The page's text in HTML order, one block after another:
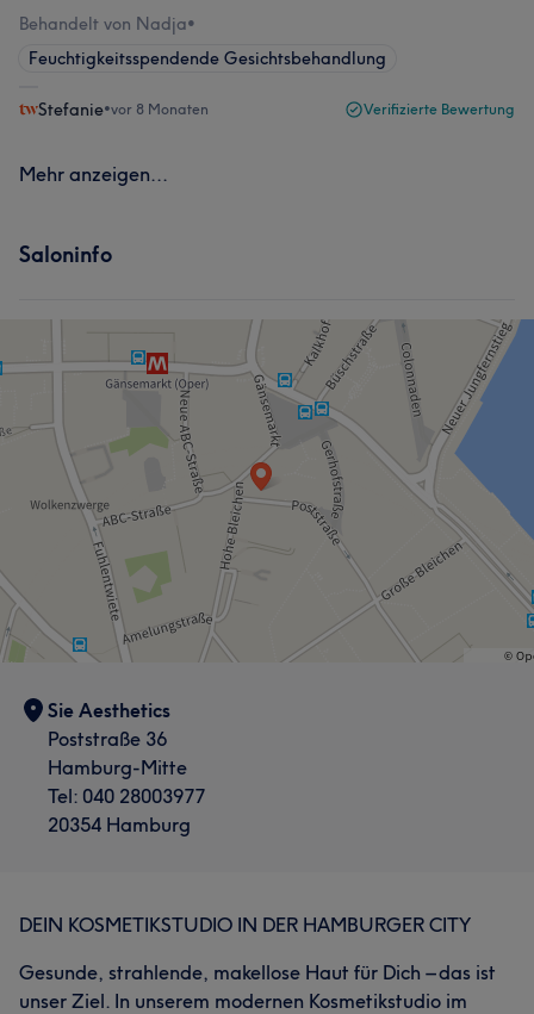
Behandelt von Nadja•
Feuchtigkeitsspendende Gesichtsbehandlung
Stefanie•vor 8 Monaten Verifizierte Bewertung
Mehr anzeigen...
Saloninfo
Sie Aesthetics
Poststraße 36
Hamburg-Mitte
Tel: 040 28003977
20354 Hamburg
DEIN KOSMETIKSTUDIO IN DER HAMBURGER CITY
Gesunde, strahlende, makellose Haut für Dich – das ist
unser Ziel. In unserem modernen Kosmetikstudio im